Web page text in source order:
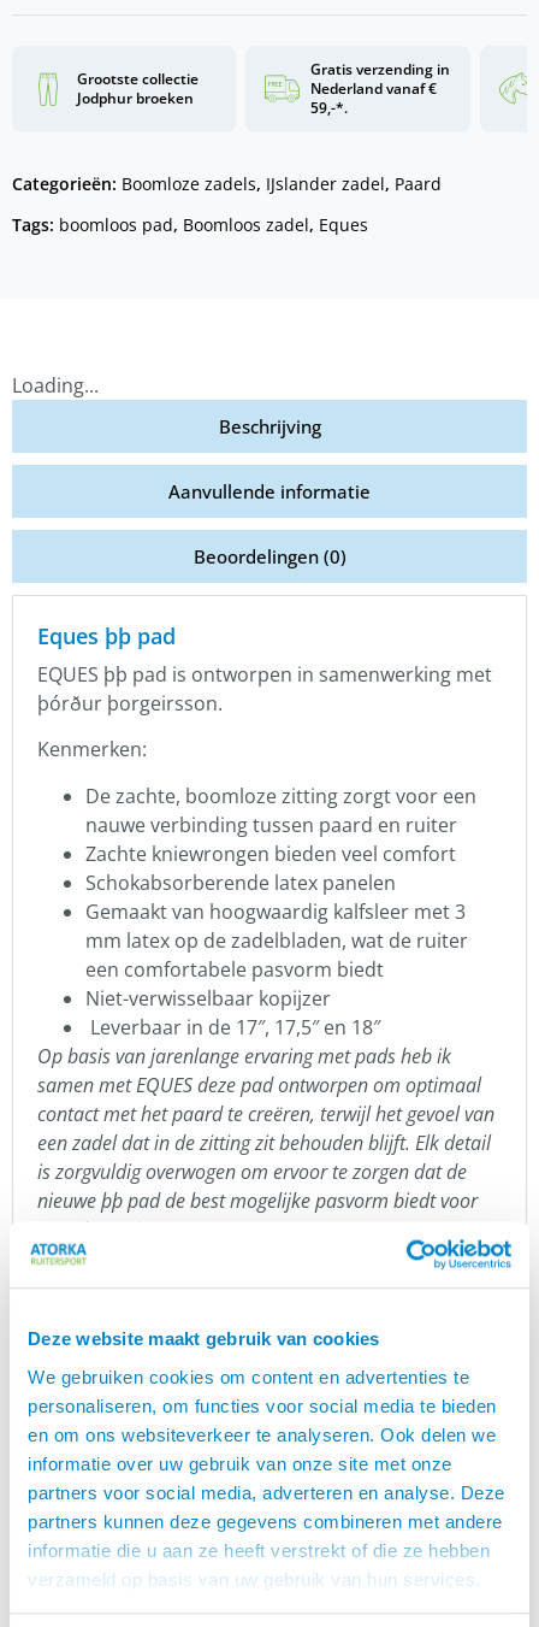
Deze website maakt gebruik van cookies
We gebruiken cookies om content en advertenties te
personaliseren, om functies voor social media te bieden
en om ons websiteverkeer te analyseren. Ook delen we
informatie over uw gebruik van onze site met onze
partners voor social media, adverteren en analyse. Deze
partners kunnen deze gegevens combineren met andere
informatie die u aan ze heeft verstrekt of die ze hebben
verzameld op basis van uw gebruik van hun services.
Grootste collectie
Jodphur broeken
Gratis verzending in
Nederland vanaf €
59,-*.
Categorieën: Boomloze zadels, IJslander zadel, Paard
Tags: boomloos pad, Boomloos zadel, Eques
Loading...
Beschrijving
Aanvullende informatie
Beoordelingen (0)
Eques þþ pad
EQUES þþ pad is ontworpen in samenwerking met
þórður þorgeirsson.
Kenmerken:
De zachte, boomloze zitting zorgt voor een
nauwe verbinding tussen paard en ruiter
Zachte kniewrongen bieden veel comfort
Schokabsorberende latex panelen
Gemaakt van hoogwaardig kalfsleer met 3
mm latex op de zadelbladen, wat de ruiter
een comfortabele pasvorm biedt
Niet-verwisselbaar kopijzer
Leverbaar in de 17″, 17,5″ en 18″
Op basis van jarenlange ervaring met pads heb ik
samen met EQUES deze pad ontworpen om optimaal
contact met het paard te creëren, terwijl het gevoel van
een zadel dat in de zitting zit behouden blijft. Elk detail
is zorgvuldig overwogen om ervoor te zorgen dat de
nieuwe þþ pad de best mogelijke pasvorm biedt voor
paard en ruiter.
worden rechtstreeks vanaf de leverancier
verzonden. Heb je vragen over een boomloos
zadel? Neem dan contact op metHans van Dijk,
onze zadelpasser.
Eques
Equesis een prachtig Deens merk, speciaal voor
IJslanders. Rasmus Møller Jensen is begonnen met
zadels, maar inmiddels heeft Eques meer dan 300